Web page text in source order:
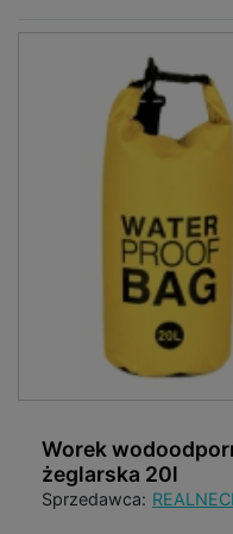
Worek
żeglarska 20l
Sprzedawca: